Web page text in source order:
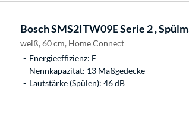
BoschSMS2ITW09E Serie 2 ,
weiß, 60 cm, Home Connect
Energieeffizienz: E
Nennkapazität: 13 Maßgedecke
Lautstärke (Spülen): 46 dB